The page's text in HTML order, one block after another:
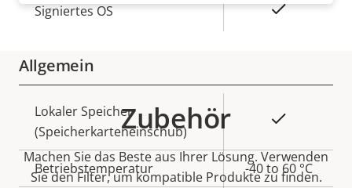
Eigentumsbeschreibung Eigentumswert
Signiertes OS Ja
Allgemein
Eigentumsbeschreibung Eigentumswert
Lokaler Speicher
(Speicherkarteneinschub)
Betriebstemperatur -40 to 60 °C
Zubehör
Machen Sie das Beste aus Ihrer Lösung. Verwenden
Sie den Filter, um kompatible Produkte zu finden.